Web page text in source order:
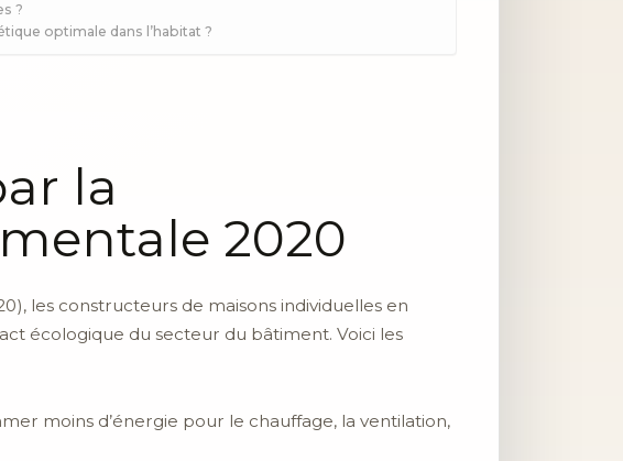
?
optimale dans l’habitat ?
la
2020
les constructeurs de maisons individuelles en
écologique du secteur du bâtiment. Voici les
moins d’énergie pour le chauffage, la ventilation,